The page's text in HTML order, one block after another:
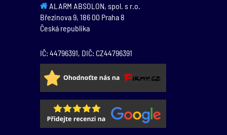
ALARM ABSOLON, spol. s r.o.
Březinova 9, 186 00 Praha 8
Česká republika
IČ: 44796391, DIČ: CZ44796391